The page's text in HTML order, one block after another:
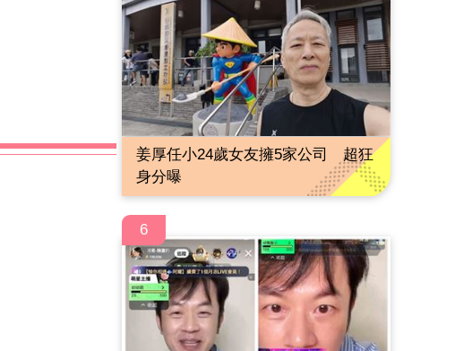
姜厚任小24歲女友擁5家公司 超狂
身分曝
6